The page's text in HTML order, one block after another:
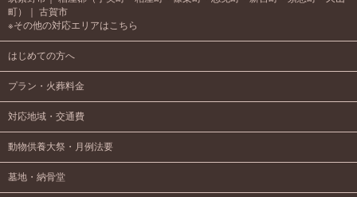
町）
古賀市
※その他の対応エリアはこちら
はじめての方へ
プラン・火葬料金
対応地域・交通費
動物供養大祭・月例法要
墓地・納骨堂